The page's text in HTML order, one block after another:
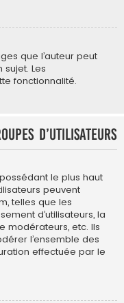
que l’auteur peut
Les
fonctionnalité.
d’utilisateurs
le plus haut
peuvent
telles que les
d’utilisateurs, la
modérateurs, etc. Ils
l’ensemble des
effectuée par le